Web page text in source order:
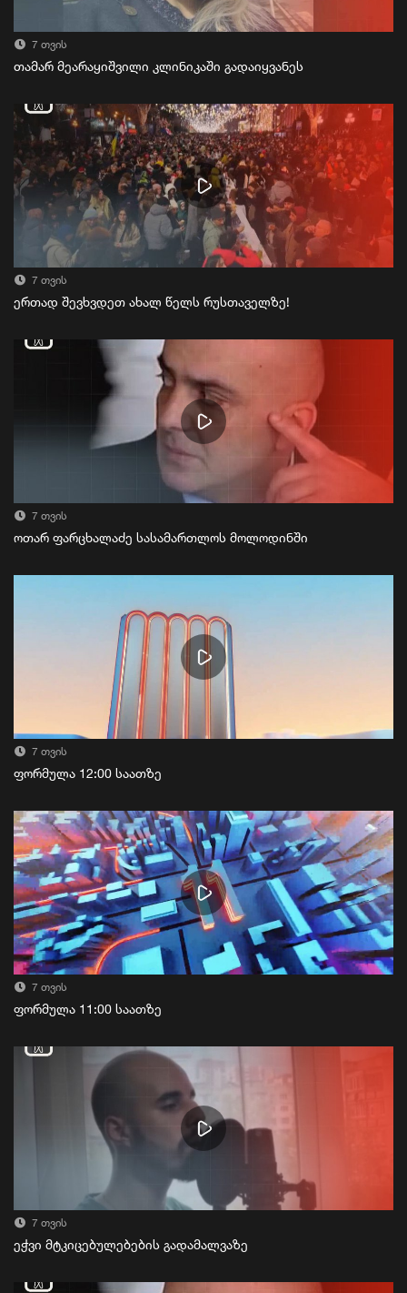
7 თვის
თამარ მეარაყიშვილი კლინიკაში გადაიყვანეს
7 თვის
ერთად შევხვდეთ ახალ წელს რუსთაველზე!
7 თვის
ოთარ ფარცხალაძე სასამართლოს მოლოდინში
7 თვის
ფორმულა 12:00 საათზე
7 თვის
ფორმულა 11:00 საათზე
7 თვის
ეჭვი მტკიცებულებების გადამალვაზე